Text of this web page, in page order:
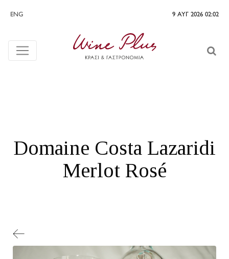
ENG 9 ΑΥΓ 2026 02:02
Domaine Costa Lazaridi
Merlot Rosé